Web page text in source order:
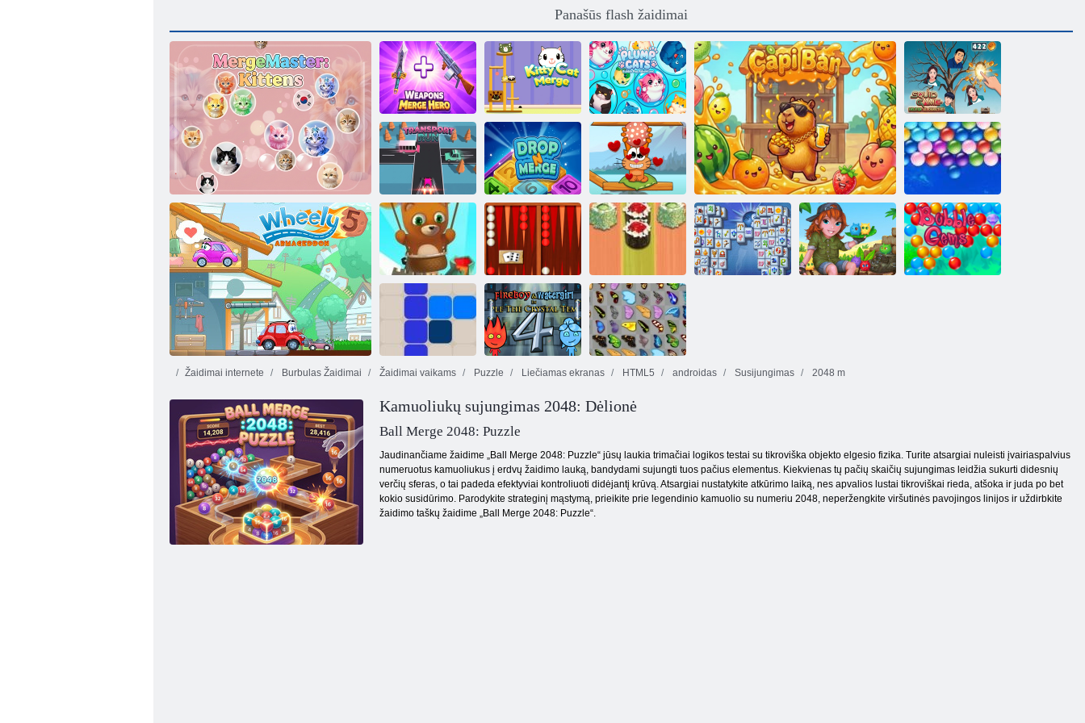
Panašūs flash žaidimai
MergeMaster: Kačiukai
Ginklų
sujungimo
herojus
Kitty Cat Merge Apkūnios katės
Squid Game
Evolution: Visi
personažai!
Transporto
bėgimas
Drop N Merge
Wheely 5
Kačių visame
pasaulyje - Alpių
ežerų
Begalinis
Burbulai
Bubble Shooter
begalinis
Nardai
Klasikinis
Suši nardai
1212!
„Crystal
Temple“
Drugelis kyodai
Žaidimai internete Burbulas Žaidimai Žaidimai vaikams Puzzle Liečiamas ekranas HTML5 androidas Susijungimas 2048 m
Kamuoliukų sujungimas 2048: Dėlionė
Ball Merge 2048: Puzzle
Jaudinančiame žaidime „Ball Merge 2048: Puzzle“ jūsų laukia trimačiai logikos testai su tikroviška objekto elgesio fizika. Turite atsargiai nuleisti įvairiaspalvius
numeruotus kamuoliukus į erdvų žaidimo lauką, bandydami sujungti tuos pačius elementus. Kiekvienas tų pačių skaičių sujungimas leidžia sukurti didesnių
verčių sferas, o tai padeda efektyviai kontroliuoti didėjantį krūvą. Atsargiai nustatykite atkūrimo laiką, nes apvalios lustai tikroviškai rieda, atšoka ir juda po bet
kokio susidūrimo. Parodykite strateginį mąstymą, prieikite prie legendinio kamuolio su numeriu 2048, neperžengkite viršutinės pavojingos linijos ir uždirbkite
žaidimo taškų žaidime „Ball Merge 2048: Puzzle“.